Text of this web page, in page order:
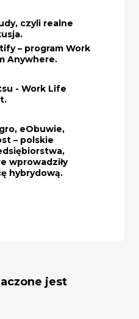
czyli realne
– program Work
Anywhere.
- Work Life
eObuwie,
– polskie
wprowadziły
hybrydową.
jest